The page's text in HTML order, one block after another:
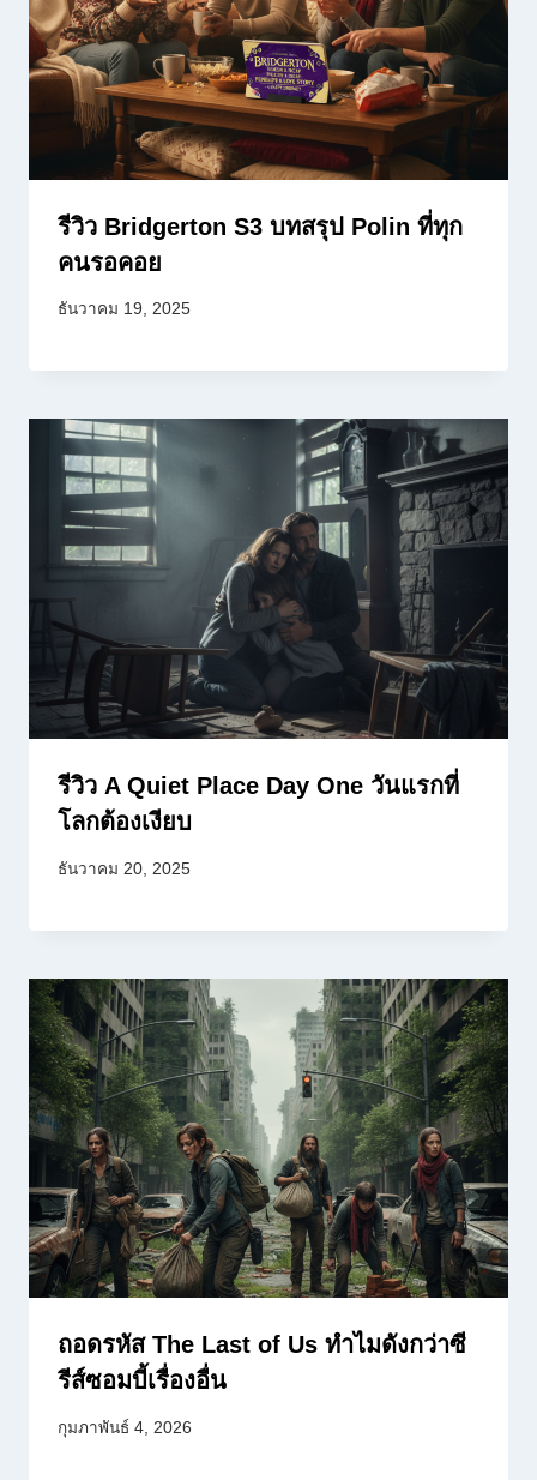
รีวิว Bridgerton S3 บทสรุป Polin ที่ทุก
คนรอคอย
ธันวาคม 19, 2025
รีวิว A Quiet Place Day One วันแรกที่
โลกต้องเงียบ
ธันวาคม 20, 2025
ถอดรหัส The Last of Us ทำไมดังกว่าซี
รีส์ซอมบี้เรื่องอื่น
กุมภาพันธ์ 4, 2026